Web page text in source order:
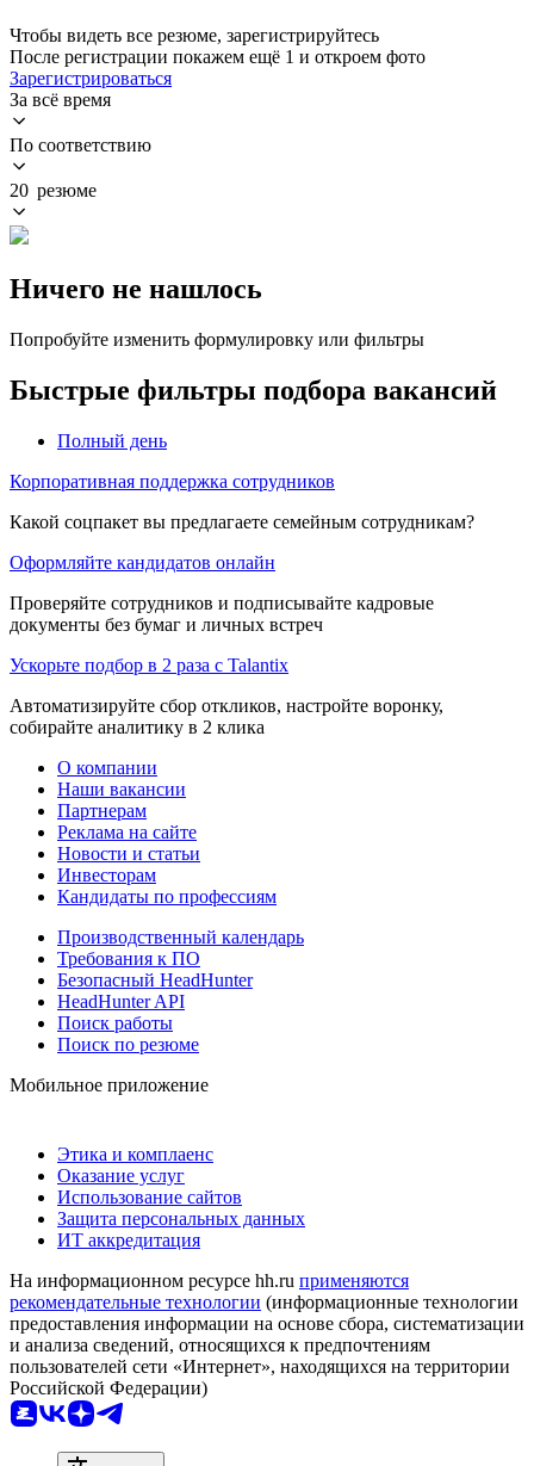
Чтобы видеть все резюме, зарегистрируйтесь
После регистрации покажем ещё 1 и откроем фото
Зарегистрироваться
За всё время
По соответствию
20 резюме
Ничего не нашлось
Попробуйте изменить формулировку или фильтры
Быстрые фильтры подбора вакансий
Полный день
Корпоративная поддержка сотрудников
Какой соцпакет вы предлагаете семейным сотрудникам?
Оформляйте кандидатов онлайн
Проверяйте сотрудников и подписывайте кадровые
документы без бумаг и личных встреч
Ускорьте подбор в 2 раза с Talantix
Автоматизируйте сбор откликов, настройте воронку,
собирайте аналитику в 2 клика
О компании
Наши вакансии
Партнерам
Реклама на сайте
Новости и статьи
Инвесторам
Кандидаты по профессиям
Производственный календарь
Требования к ПО
Безопасный HeadHunter
HeadHunter API
Поиск работы
Поиск по резюме
Мобильное приложение
Этика и комплаенс
Оказание услуг
Использование сайтов
Защита персональных данных
ИТ аккредитация
На информационном ресурсе hh.ru применяются
рекомендательные технологии (информационные технологии
предоставления информации на основе сбора, систематизации
и анализа сведений, относящихся к предпочтениям
пользователей сети «Интернет», находящихся на территории
Российской Федерации)